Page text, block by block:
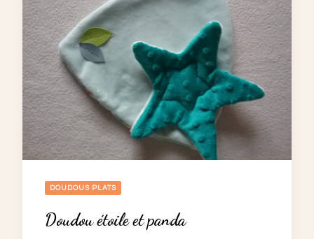
DOUDOUS PLATS
Doudou étoile et panda